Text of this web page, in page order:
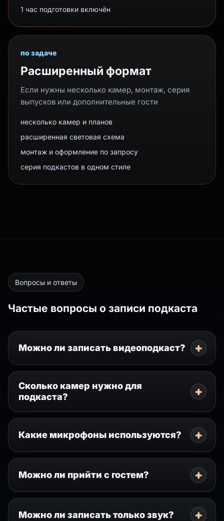
1 час подготовки включён
по задаче
Расширенный формат
Если нужны несколько камер, монтаж, серия
выпусков или дополнительные гости
несколько камер и планов
расширенная световая схема
монтаж и оформление по запросу
серия подкастов в одном стиле
Вопросы и ответы
Частые вопросы о записи подкаста
Можно ли записать видеоподкаст?
Сколько камер нужно для
подкаста?
Какие микрофоны используются?
Можно ли прийти с гостем?
Можно ли записать только звук?